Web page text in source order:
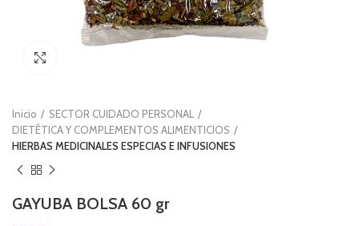
Inicio
SECTOR CUIDADO PERSONAL
DIETÉTICA Y COMPLEMENTOS ALIMENTICIOS
HIERBAS MEDICINALES ESPECIAS E INFUSIONES
GAYUBA BOLSA 60 gr